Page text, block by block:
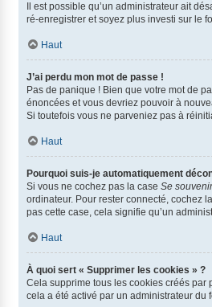
Il est possible qu’un administrateur ait
ré-enregistrer et soyez plus investi sur le
Haut
J’ai perdu mon mot de passe !
Pas de panique ! Bien que votre mot de
énoncées et vous devriez pouvoir à
Si toutefois vous ne parveniez pas à
Haut
Pourquoi suis-je automatiquement
Si vous ne cochez pas la case Se
ordinateur. Pour rester connecté, cochez
pas cette case, cela signifie qu’un
Haut
À quoi sert « Supprimer les cookies » ?
Cela supprime tous les cookies créés par
cela a été activé par un administrateur